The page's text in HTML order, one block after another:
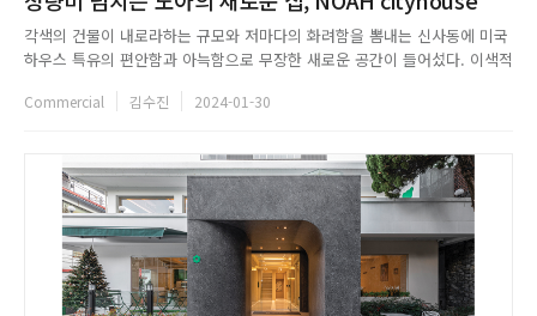
각색의 건물이 내로라하는 규모와 저마다의 화려함을 뽐내는 신사동에 미국
하우스 특유의 편안함과 아늑함으로 무장한 새로운 공간이 들어섰다. 이색적
러테마, 마당의 나무 사이로 퍼지는 따스한 햇빛과 물결치는 그림자는 주변
Commercial 김수진 2024-01-30